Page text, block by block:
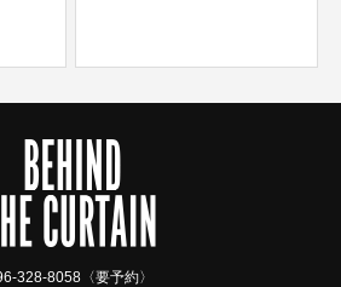
328-8058〈要予約〉